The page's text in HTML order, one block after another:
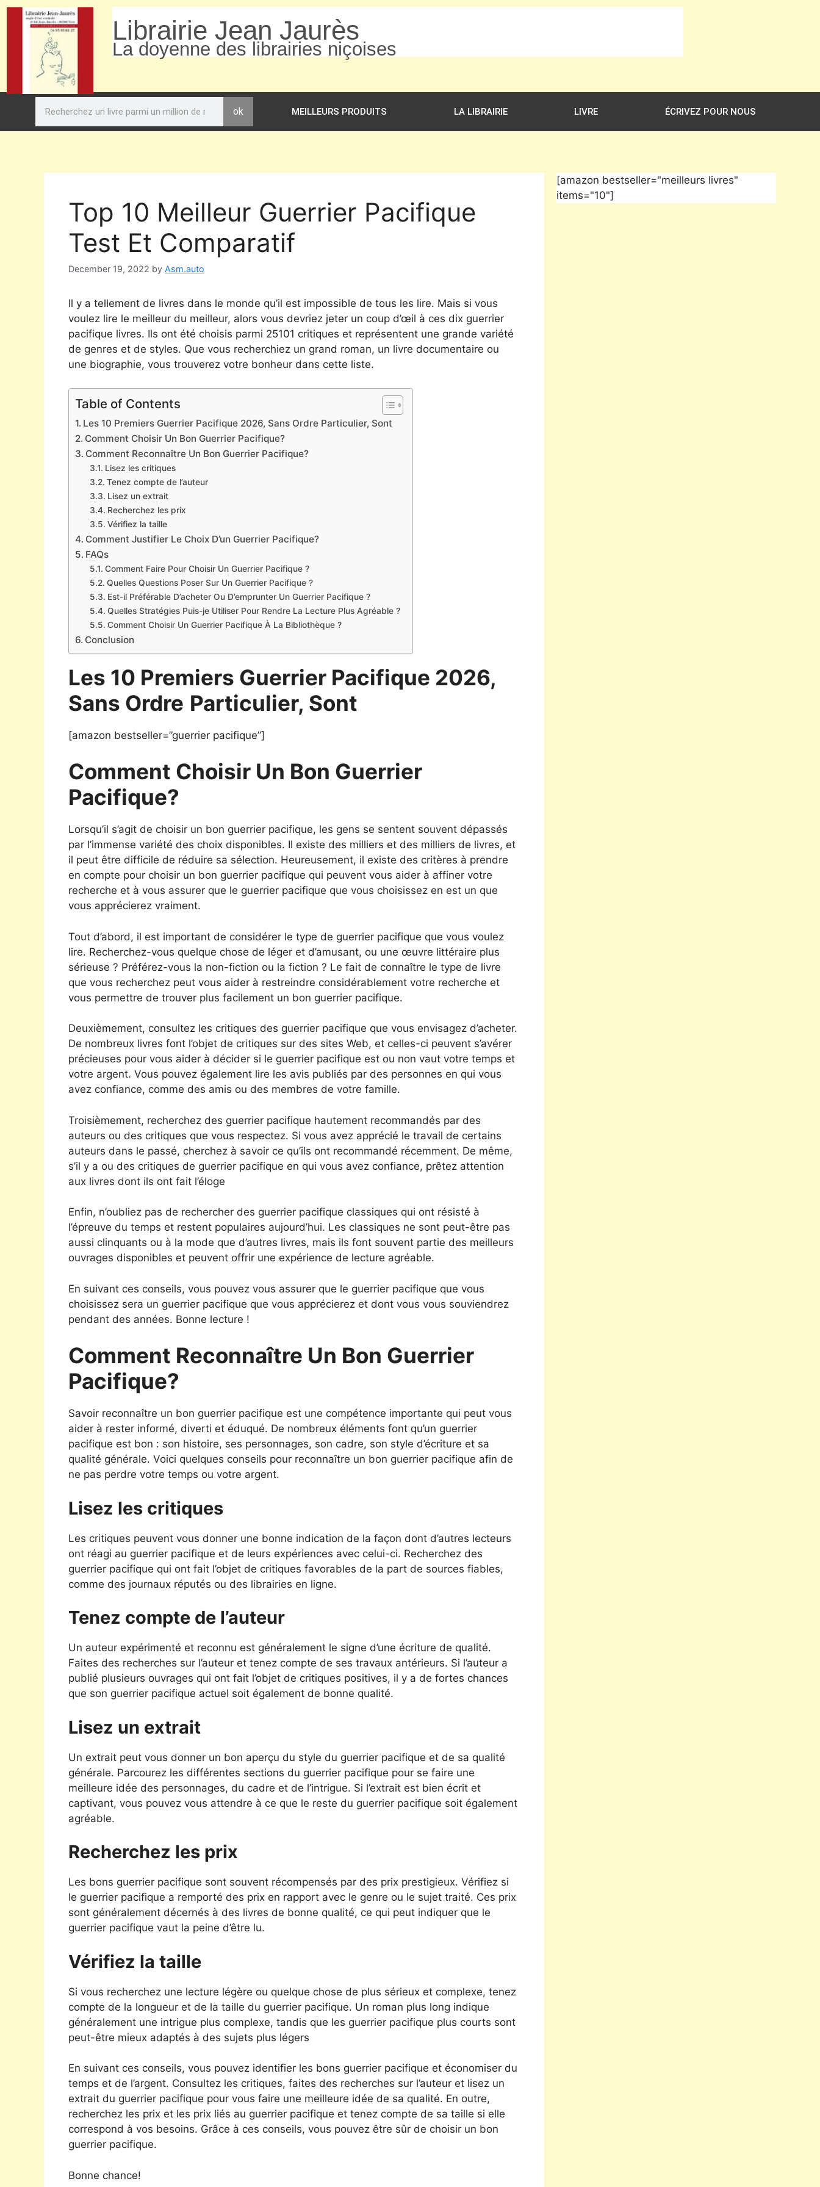
Librairie Jean Jaurès
La doyenne des librairies niçoises
ok MEILLEURS PRODUITS LA LIBRAIRIE LIVRE ÉCRIVEZ POUR NOUS
Top 10 Meilleur Guerrier Pacifique
Test Et Comparatif
December 19, 2022 by Asm.auto
Il y a tellement de livres dans le monde qu’il est impossible de tous les lire. Mais si vous
voulez lire le meilleur du meilleur, alors vous devriez jeter un coup d’œil à ces dix guerrier
pacifique livres. Ils ont été choisis parmi 25101 critiques et représentent une grande variété
de genres et de styles. Que vous recherchiez un grand roman, un livre documentaire ou
une biographie, vous trouverez votre bonheur dans cette liste.
Table of Contents
Les 10 Premiers Guerrier Pacifique 2026, Sans Ordre Particulier, Sont
Comment Choisir Un Bon Guerrier Pacifique?
Comment Reconnaître Un Bon Guerrier Pacifique?
Lisez les critiques
Tenez compte de l’auteur
Lisez un extrait
Recherchez les prix
Vérifiez la taille
Comment Justifier Le Choix D’un Guerrier Pacifique?
FAQs
Comment Faire Pour Choisir Un Guerrier Pacifique ?
Quelles Questions Poser Sur Un Guerrier Pacifique ?
Est-il Préférable D’acheter Ou D’emprunter Un Guerrier Pacifique ?
Quelles Stratégies Puis-je Utiliser Pour Rendre La Lecture Plus Agréable ?
Comment Choisir Un Guerrier Pacifique À La Bibliothèque ?
Conclusion
Les 10 Premiers Guerrier Pacifique 2026,
Sans Ordre Particulier, Sont
[amazon bestseller=”guerrier pacifique”]
Comment Choisir Un Bon Guerrier
Pacifique?
Lorsqu’il s’agit de choisir un bon guerrier pacifique, les gens se sentent souvent dépassés
par l’immense variété des choix disponibles. Il existe des milliers et des milliers de livres, et
il peut être difficile de réduire sa sélection. Heureusement, il existe des critères à prendre
en compte pour choisir un bon guerrier pacifique qui peuvent vous aider à affiner votre
recherche et à vous assurer que le guerrier pacifique que vous choisissez en est un que
vous apprécierez vraiment.
Tout d’abord, il est important de considérer le type de guerrier pacifique que vous voulez
lire. Recherchez-vous quelque chose de léger et d’amusant, ou une œuvre littéraire plus
sérieuse ? Préférez-vous la non-fiction ou la fiction ? Le fait de connaître le type de livre
que vous recherchez peut vous aider à restreindre considérablement votre recherche et
vous permettre de trouver plus facilement un bon guerrier pacifique.
Deuxièmement, consultez les critiques des guerrier pacifique que vous envisagez d’acheter.
De nombreux livres font l’objet de critiques sur des sites Web, et celles-ci peuvent s’avérer
précieuses pour vous aider à décider si le guerrier pacifique est ou non vaut votre temps et
votre argent. Vous pouvez également lire les avis publiés par des personnes en qui vous
avez confiance, comme des amis ou des membres de votre famille.
Troisièmement, recherchez des guerrier pacifique hautement recommandés par des
auteurs ou des critiques que vous respectez. Si vous avez apprécié le travail de certains
auteurs dans le passé, cherchez à savoir ce qu’ils ont recommandé récemment. De même,
s’il y a ou des critiques de guerrier pacifique en qui vous avez confiance, prêtez attention
aux livres dont ils ont fait l’éloge
Enfin, n’oubliez pas de rechercher des guerrier pacifique classiques qui ont résisté à
l’épreuve du temps et restent populaires aujourd’hui. Les classiques ne sont peut-être pas
aussi clinquants ou à la mode que d’autres livres, mais ils font souvent partie des meilleurs
ouvrages disponibles et peuvent offrir une expérience de lecture agréable.
En suivant ces conseils, vous pouvez vous assurer que le guerrier pacifique que vous
choisissez sera un guerrier pacifique que vous apprécierez et dont vous vous souviendrez
pendant des années. Bonne lecture !
Comment Reconnaître Un Bon Guerrier
Pacifique?
Savoir reconnaître un bon guerrier pacifique est une compétence importante qui peut vous
aider à rester informé, diverti et éduqué. De nombreux éléments font qu’un guerrier
pacifique est bon : son histoire, ses personnages, son cadre, son style d’écriture et sa
qualité générale. Voici quelques conseils pour reconnaître un bon guerrier pacifique afin de
ne pas perdre votre temps ou votre argent.
Lisez les critiques
Les critiques peuvent vous donner une bonne indication de la façon dont d’autres lecteurs
ont réagi au guerrier pacifique et de leurs expériences avec celui-ci. Recherchez des
guerrier pacifique qui ont fait l’objet de critiques favorables de la part de sources fiables,
comme des journaux réputés ou des librairies en ligne.
Tenez compte de l’auteur
Un auteur expérimenté et reconnu est généralement le signe d’une écriture de qualité.
Faites des recherches sur l’auteur et tenez compte de ses travaux antérieurs. Si l’auteur a
publié plusieurs ouvrages qui ont fait l’objet de critiques positives, il y a de fortes chances
que son guerrier pacifique actuel soit également de bonne qualité.
Lisez un extrait
Un extrait peut vous donner un bon aperçu du style du guerrier pacifique et de sa qualité
générale. Parcourez les différentes sections du guerrier pacifique pour se faire une
meilleure idée des personnages, du cadre et de l’intrigue. Si l’extrait est bien écrit et
captivant, vous pouvez vous attendre à ce que le reste du guerrier pacifique soit également
agréable.
Recherchez les prix
Les bons guerrier pacifique sont souvent récompensés par des prix prestigieux. Vérifiez si
le guerrier pacifique a remporté des prix en rapport avec le genre ou le sujet traité. Ces prix
sont généralement décernés à des livres de bonne qualité, ce qui peut indiquer que le
guerrier pacifique vaut la peine d’être lu.
Vérifiez la taille
Si vous recherchez une lecture légère ou quelque chose de plus sérieux et complexe, tenez
compte de la longueur et de la taille du guerrier pacifique. Un roman plus long indique
généralement une intrigue plus complexe, tandis que les guerrier pacifique plus courts sont
peut-être mieux adaptés à des sujets plus légers
En suivant ces conseils, vous pouvez identifier les bons guerrier pacifique et économiser du
temps et de l’argent. Consultez les critiques, faites des recherches sur l’auteur et lisez un
extrait du guerrier pacifique pour vous faire une meilleure idée de sa qualité. En outre,
recherchez les prix et les prix liés au guerrier pacifique et tenez compte de sa taille si elle
correspond à vos besoins. Grâce à ces conseils, vous pouvez être sûr de choisir un bon
guerrier pacifique.
Bonne chance!
[amazon bestseller="meilleurs livres"
items="10"]